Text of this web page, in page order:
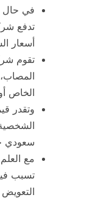
في حال
تدفع
أسعار
تقوم
الخاص
وتقدر
سعودي
مع
تسبب